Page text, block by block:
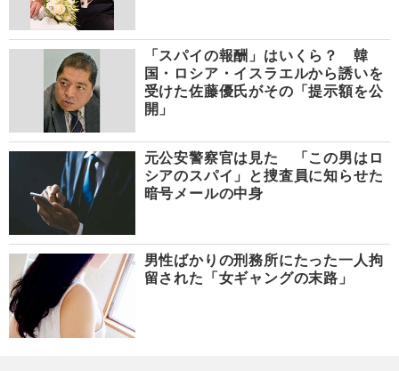
「スパイの報酬」はいくら？ 韓
国・ロシア・イスラエルから誘いを
受けた佐藤優氏がその「提示額を公
開」
元公安警察官は見た 「この男はロ
シアのスパイ」と捜査員に知らせた
暗号メールの中身
男性ばかりの刑務所にたった一人拘
留された「女ギャングの末路」